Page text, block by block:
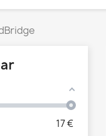
17€